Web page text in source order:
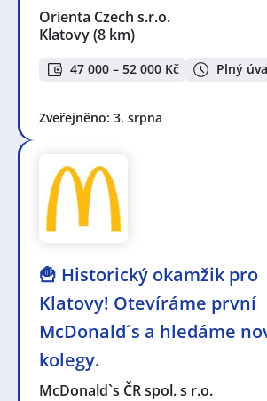
Orienta Czech s.r.o.
Klatovy(8 km)
47 000 – 52 000 Kč Plný
Zveřejněno: 3. srpna
🍟 Historický okamžik pro
Klatovy! Otevíráme první
McDonald´s a hledáme
kolegy.
McDonald`s ČR spol. s r.o.